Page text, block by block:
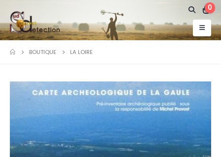
0
BOUTIQUE LA LOIRE